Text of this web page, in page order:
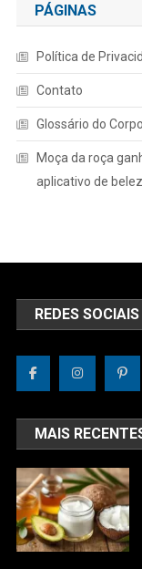
PÁGINAS
Política de
Contato
Glossário do Corpo
Moça da roça
aplicativo de
REDES SOCIAIS
MAIS